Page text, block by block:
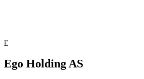
E
Ego Holding AS